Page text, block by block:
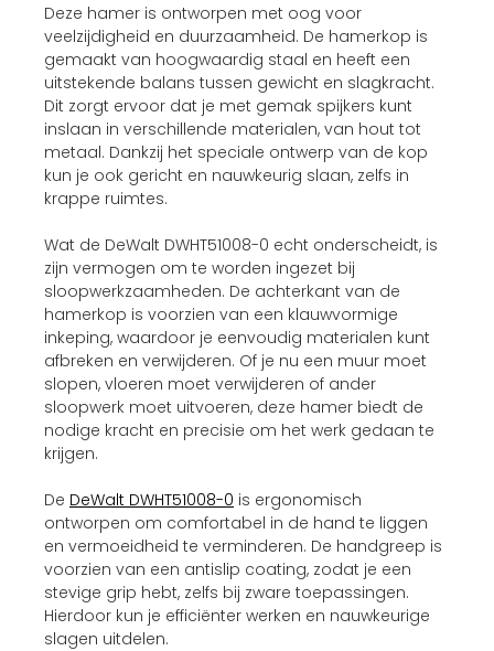
Deze hamer is ontworpen met oog voor
veelzijdigheid en duurzaamheid. De hamerkop is
gemaakt van hoogwaardig staal en heeft een
uitstekende balans tussen gewicht en slagkracht.
Dit zorgt ervoor dat je met gemak spijkers kunt
inslaan in verschillende materialen, van hout tot
metaal. Dankzij het speciale ontwerp van de kop
kun je ook gericht en nauwkeurig slaan, zelfs in
krappe ruimtes.
Wat de DeWalt DWHT51008-0 echt onderscheidt, is
zijn vermogen om te worden ingezet bij
sloopwerkzaamheden. De achterkant van de
hamerkop is voorzien van een klauwvormige
inkeping, waardoor je eenvoudig materialen kunt
afbreken en verwijderen. Of je nu een muur moet
slopen, vloeren moet verwijderen of ander
sloopwerk moet uitvoeren, deze hamer biedt de
nodige kracht en precisie om het werk gedaan te
krijgen.
De DeWalt DWHT51008-0 is ergonomisch
ontworpen om comfortabel in de hand te liggen
en vermoeidheid te verminderen. De handgreep is
voorzien van een antislip coating, zodat je een
stevige grip hebt, zelfs bij zware toepassingen.
Hierdoor kun je efficiënter werken en nauwkeurige
slagen uitdelen.